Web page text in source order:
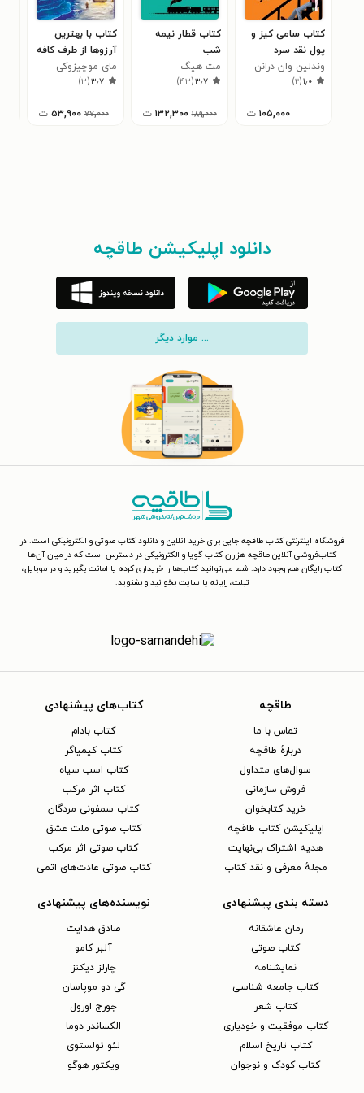
کتاب سامی کیز و
پول نقد سرد
وندلین وان درانن
۱٫۰(۲)
۱۰۵,۰۰۰ ت
کتاب قطار نیمه
شب
مت هیگ
۳٫۷(۴۳)
۱۸۹,۰۰۰ ۱۳۲,۳۰۰ ت
کتاب با بهترین
آرزوها از طرف کافه
ماه کامل
مای موچیزوکی
۳٫۷(۳)
۷۷,۰۰۰ ۵۳,۹۰۰ ت
دانلود اپلیکیشن طاقچه
... موارد دیگر
فروشگاه اینترنتی کتاب طاقچه جایی برای خرید آنلاین و دانلود کتاب صوتی و الکترونیکی است. در
کتاب‌فروشی آنلاین طاقچه هزاران کتاب گویا و الکترونیکی در دسترس است که در میان آن‌ها
کتاب رایگان هم وجود دارد. شما می‌توانید کتاب‌ها را خریداری کرده یا امانت بگیرید و در موبایل،
تبلت، رایانه یا سایت بخوانید و بشنوید.
طاقچه
تماس با ما
دربارهٔ طاقچه
سوال‌های متداول
فروش سازمانی
خرید کتابخوان
اپلیکیشن کتاب طاقچه
هدیه اشتراک بی‌نهایت
مجلهٔ معرفی و نقد کتاب
کتاب‌های پیشنهادی
کتاب بادام
کتاب کیمیاگر
کتاب اسب سیاه
کتاب اثر مرکب
کتاب سمفونی مردگان
کتاب صوتی ملت عشق
کتاب صوتی اثر مرکب
کتاب صوتی عادت‌های اتمی
دسته بندی پیشنهادی
رمان عاشقانه
کتاب‌ صوتی
نمایشنامه
کتاب جامعه شناسی
کتاب شعر
کتاب موفقیت و خودیاری
کتاب تاریخ اسلام
کتاب کودک و نوجوان
نویسنده‌های پیشنهادی
صادق هدایت
آلبر کامو
چارلز دیکنز
گی دو موپاسان
جورج اورول
الکساندر دوما
لئو تولستوی
ویکتور هوگو